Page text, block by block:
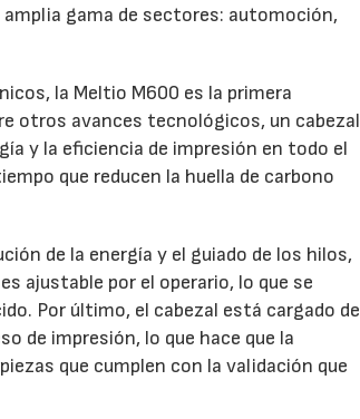
gama de sectores: automoción,
la Meltio M600 es la primera
otros avances tecnológicos, un cabezal
y la eficiencia de impresión en todo el
que reducen la huella de carbono
de la energía y el guiado de los hilos,
ajustable por el operario, lo que se
Por último, el cabezal está cargado de
de impresión, lo que hace que la
que cumplen con la validación que